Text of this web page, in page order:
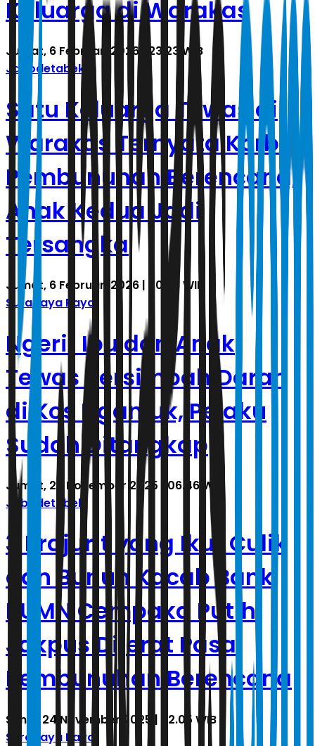
Keluarga di Warakas
Jumat, 6 Februari 2026 | 23.23 WIB
Jabodetabek
Satu Keluarga Tewas di
Warakas Ternyata Korban
Pembunuhan Berencana,
Anak Kedua Jadi
Tersangka
Jumat, 6 Februari 2026 | 20.38 WIB
Surabaya Raya
Ngeri! Ibu dan Anak
Tewas Bersimbah Darah
di Kos Nganjuk, Pelaku
Sudah Ditangkap
Jumat, 28 November 2025 | 06.46 WIB
Jabodetabek
3 Prajurit yang Ikut Culik
dan Bunuh Kacab Bank
BUMN Cempaka Putih
Jakpus Dijerat Pasal
Pembunuhan Berencana
Senin, 24 November 2025 | 22.05 WIB
Surabaya Raya